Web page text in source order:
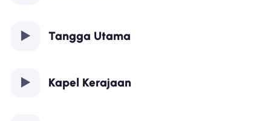
Tangga Utama
Kapel Kerajaan